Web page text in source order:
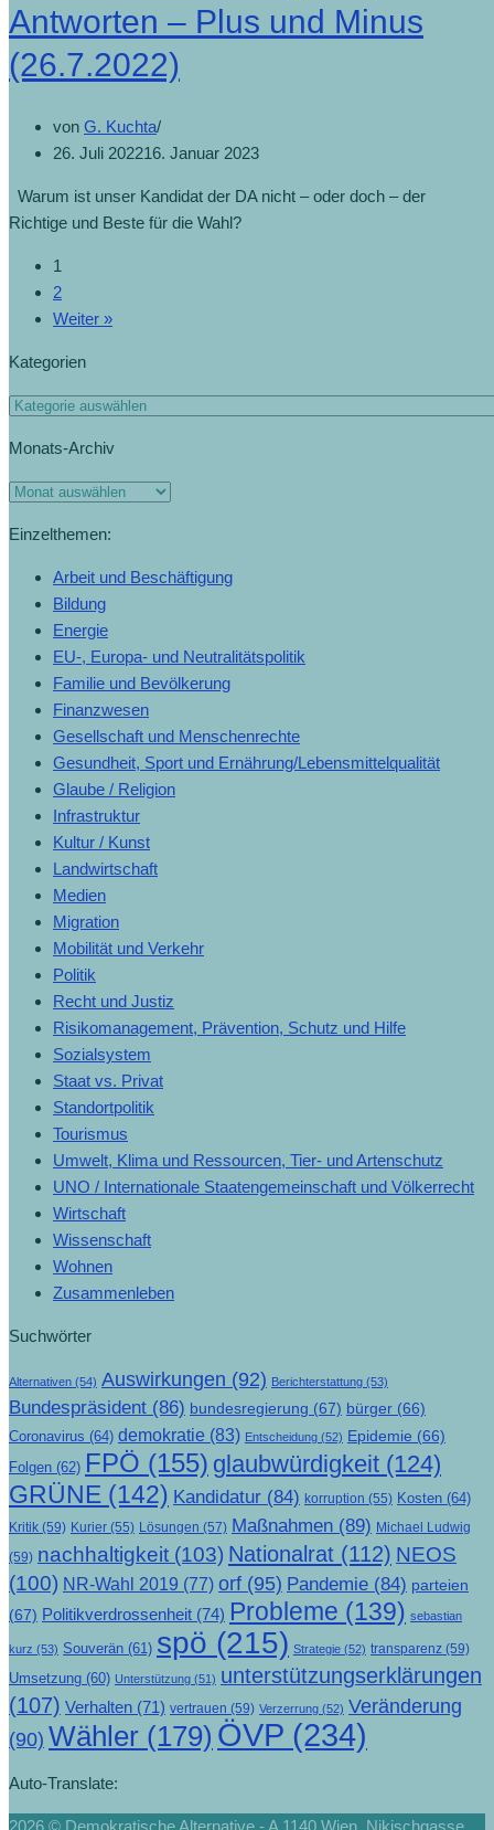
Antworten – Plus und Minus
(26.7.2022)
von G. Kuchta
26. Juli 202216. Januar 2023
Warum ist unser Kandidat der DA nicht – oder doch – der
Richtige und Beste für die Wahl?
1
2
Weiter »
Kategorien
Kategorien
Monats-Archiv
Monats-
Einzelthemen:
Arbeit und Beschäftigung
Bildung
Energie
EU-, Europa- und Neutralitätspolitik
Familie und Bevölkerung
Finanzwesen
Gesellschaft und Menschenrechte
Gesundheit, Sport und Ernährung/Lebensmittelqualität
Glaube / Religion
Infrastruktur
Kultur / Kunst
Landwirtschaft
Medien
Migration
Mobilität und Verkehr
Politik
Recht und Justiz
Risikomanagement, Prävention, Schutz und Hilfe
Sozialsystem
Staat vs. Privat
Standortpolitik
Tourismus
Umwelt, Klima und Ressourcen, Tier- und Artenschutz
UNO / Internationale Staatengemeinschaft und Völkerrecht
Wirtschaft
Wissenschaft
Wohnen
Zusammenleben
Suchwörter
Alternativen (54) Auswirkungen (92) Berichterstattung (53)
Bundespräsident (86) bundesregierung (67) bürger (66)
Coronavirus (64) demokratie (83) Entscheidung (52) Epidemie (66)
Folgen (62) FPÖ (155) glaubwürdigkeit (124)
GRÜNE (142) Kandidatur (84) korruption (55) Kosten (64)
Kritik (59) Kurier (55) Lösungen (57) Maßnahmen (89) Michael Ludwig
(59) nachhaltigkeit (103) Nationalrat (112) NEOS
(100) NR-Wahl 2019 (77) orf (95) Pandemie (84) parteien
(67) Politikverdrossenheit (74) Probleme (139) sebastian
kurz (53) Souverän (61) spö (215) Strategie (52) transparenz (59)
Umsetzung (60) Unterstützung (51) unterstützungserklärungen
(107) Verhalten (71) vertrauen (59) Verzerrung (52) Veränderung
(90) Wähler (179) ÖVP (234)
Auto-Translate: